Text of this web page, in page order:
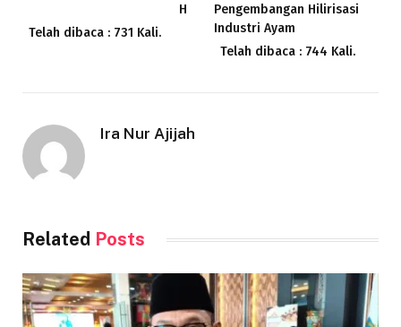
H
Telah dibaca : 731 Kali.
Pengembangan Hilirisasi
Industri Ayam
Telah dibaca : 744 Kali.
Ira Nur Ajijah
Related Posts